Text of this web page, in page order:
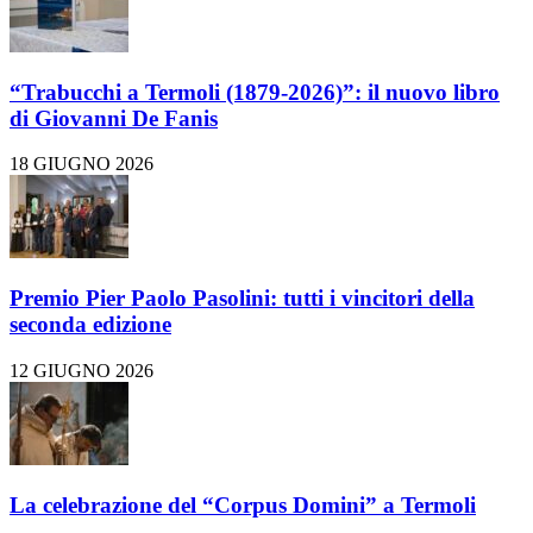
“Trabucchi a Termoli (1879-2026)”: il nuovo libro
di Giovanni De Fanis
18 GIUGNO 2026
Premio Pier Paolo Pasolini: tutti i vincitori della
seconda edizione
12 GIUGNO 2026
La celebrazione del “Corpus Domini” a Termoli